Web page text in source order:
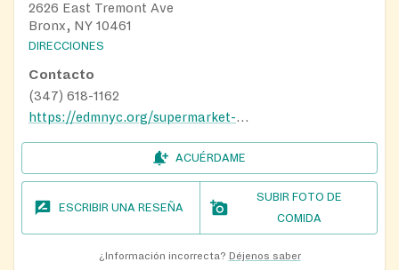
2626 East Tremont Ave
Bronx, NY 10461
DIRECCIONES
Contacto
(347) 618-1162
https://edmnyc.org/supermarket-pantry/
ACUÉRDAME
ESCRIBIR UNA RESEÑA
SUBIR FOTO DE
COMIDA
¿Información incorrecta? Déjenos saber